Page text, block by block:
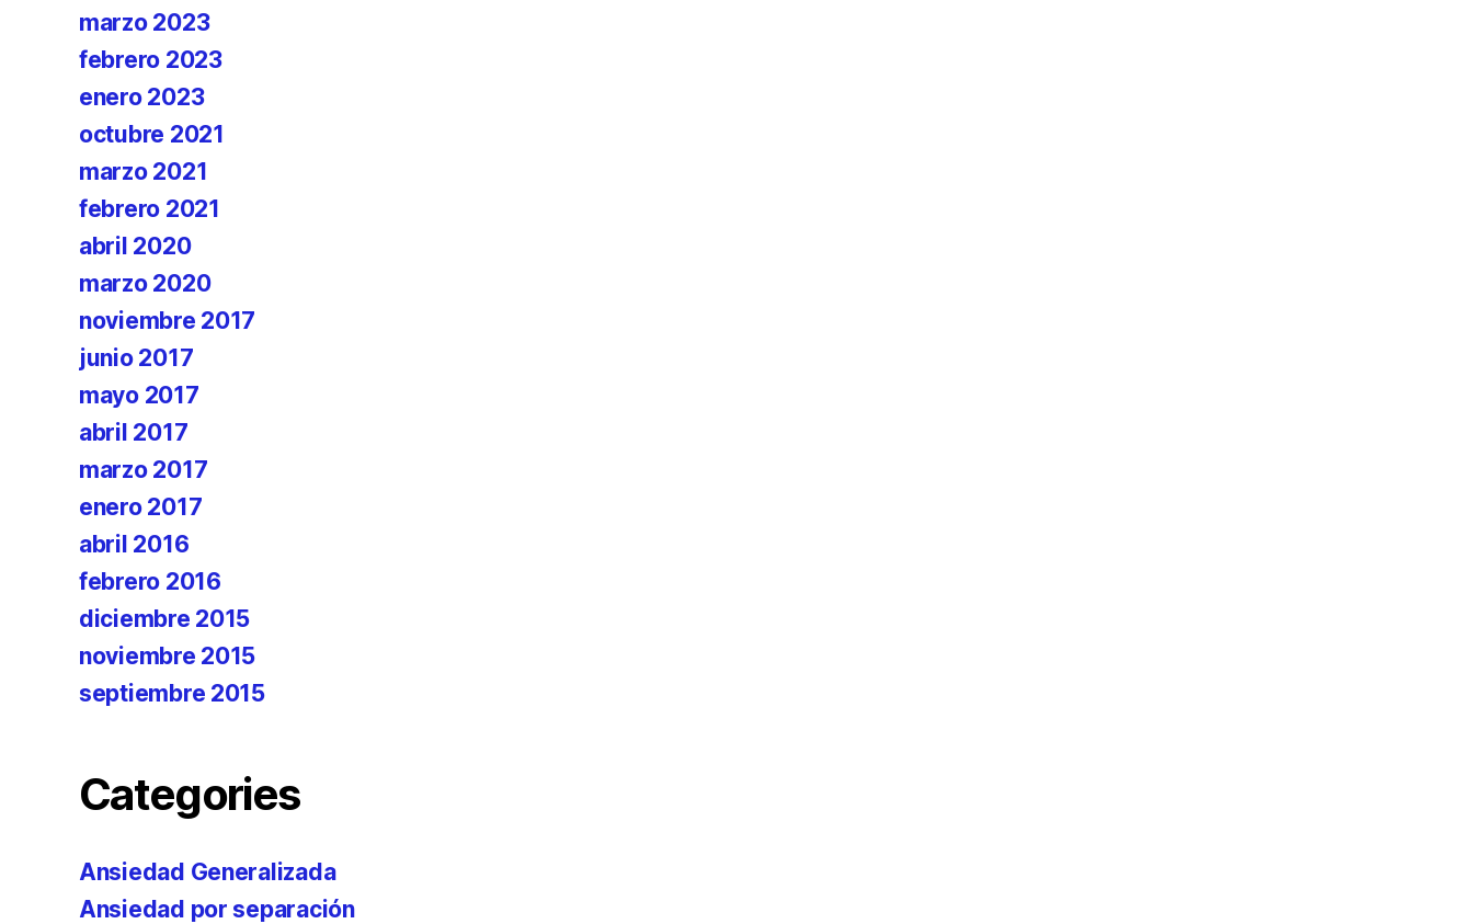
marzo 2023
febrero 2023
enero 2023
octubre 2021
marzo 2021
febrero 2021
abril 2020
marzo 2020
noviembre 2017
junio 2017
mayo 2017
abril 2017
marzo 2017
enero 2017
abril 2016
febrero 2016
diciembre 2015
noviembre 2015
septiembre 2015
Categories
Ansiedad Generalizada
Ansiedad por separación